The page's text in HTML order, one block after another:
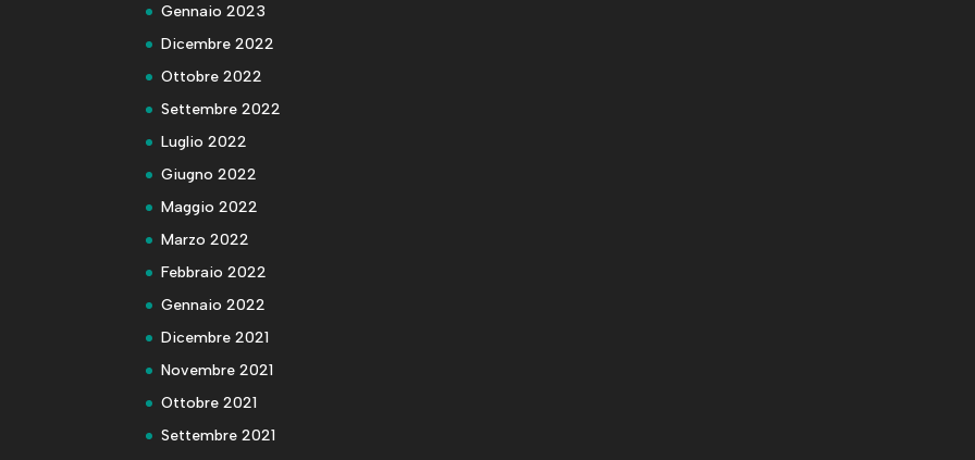
Gennaio 2023
Dicembre 2022
Ottobre 2022
Settembre 2022
Luglio 2022
Giugno 2022
Maggio 2022
Marzo 2022
Febbraio 2022
Gennaio 2022
Dicembre 2021
Novembre 2021
Ottobre 2021
Settembre 2021